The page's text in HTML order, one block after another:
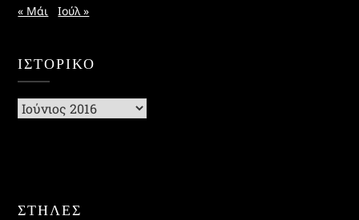
« Μάι
Ιούλ »
ΙΣΤΟΡΙΚΌ
Ιστορικό
ΣΤΗΛΕΣ